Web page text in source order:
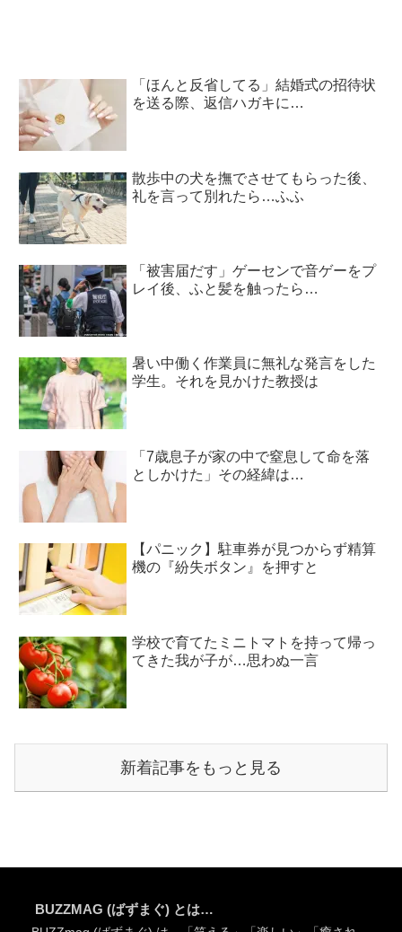
「ほんと反省してる」結婚式の招待状
を送る際、返信ハガキに…
散歩中の犬を撫でさせてもらった後、
礼を言って別れたら…ふふ
「被害届だす」ゲーセンで音ゲーをプ
レイ後、ふと髪を触ったら…
暑い中働く作業員に無礼な発言をした
学生。それを見かけた教授は
「7歳息子が家の中で窒息して命を落
としかけた」その経緯は…
【パニック】駐車券が見つからず精算
機の『紛失ボタン』を押すと
学校で育てたミニトマトを持って帰っ
てきた我が子が…思わぬ一言
新着記事をもっと見る
BUZZMAG (ばずまぐ) とは…